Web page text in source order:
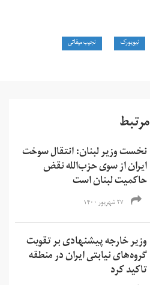
نیویورک نجیب میقاتی
مرتبط
نخست وزیر لبنان: انتقال سوخت
ایران از سوی حزب‌الله نقض
حاکمیت لبنان است
۲۷ شهریور ۱۴۰۰
وزیر خارجه پیشنهادی بر ‌تقویت
گروه‌های نیابتی ایران در منطقه
تاکید کرد